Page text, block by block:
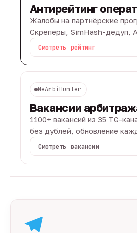
Антирейтинг
Жалобы на партнёрские
Скреперы, SimHash-дедуп,
Смотреть рейтинг
NeArbiHunter
Вакансии
1100+ вакансий из 35 TG-
без дублей, обновление
Смотреть вакансии